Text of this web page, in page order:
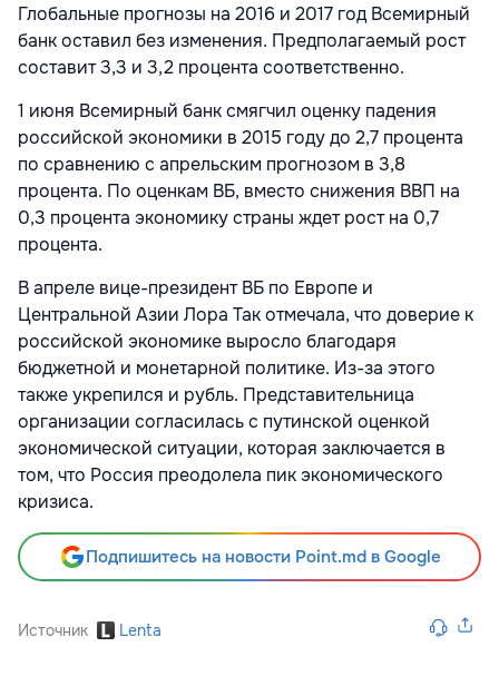
Глобальные прогнозы на 2016 и 2017 год Всемирный
банк оставил без изменения. Предполагаемый рост
составит 3,3 и 3,2 процента соответственно.
1 июня Всемирный банк смягчил оценку падения
российской экономики в 2015 году до 2,7 процента
по сравнению с апрельским прогнозом в 3,8
процента. По оценкам ВБ, вместо снижения ВВП на
0,3 процента экономику страны ждет рост на 0,7
процента.
В апреле вице-президент ВБ по Европе и
Центральной Азии Лора Так отмечала, что доверие к
российской экономике выросло благодаря
бюджетной и монетарной политике. Из-за этого
также укрепился и рубль. Представительница
организации согласилась с путинской оценкой
экономической ситуации, которая заключается в
том, что Россия преодолела пик экономического
кризиса.
Подпишитесь на новости Point.md в Google
Источник Lenta